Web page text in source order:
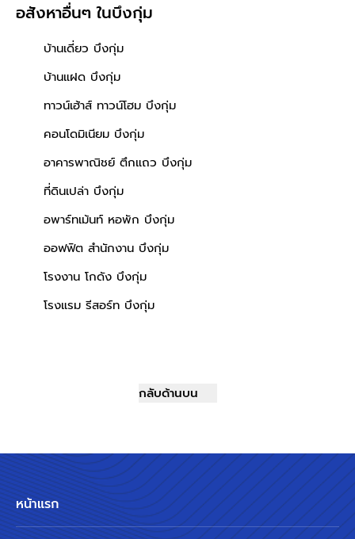
อสังหาอื่นๆในบึงกุ่ม
บ้านเดี่ยว บึงกุ่ม
บ้านแฝด บึงกุ่ม
ทาวน์เฮ้าส์ ทาวน์โฮม บึงกุ่ม
คอนโดมิเนียม บึงกุ่ม
อาคารพาณิชย์ ตึกแถว บึงกุ่ม
ที่ดินเปล่า บึงกุ่ม
อพาร์ทเม้นท์ หอพัก บึงกุ่ม
ออฟฟิต สำนักงาน บึงกุ่ม
โรงงาน โกดัง บึงกุ่ม
โรงแรม รีสอร์ท บึงกุ่ม
กลับด้านบน
หน้าแรก